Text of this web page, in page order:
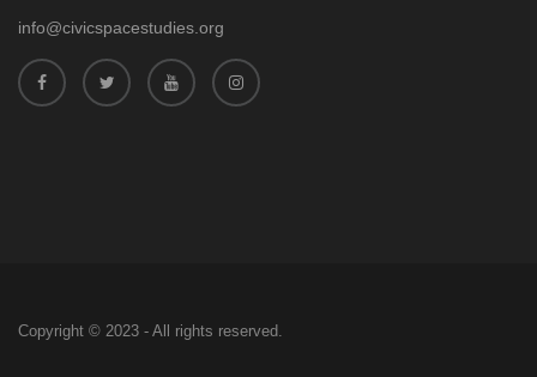
info@civicspacestudies.org
Copyright © 2023 - All rights reserved.